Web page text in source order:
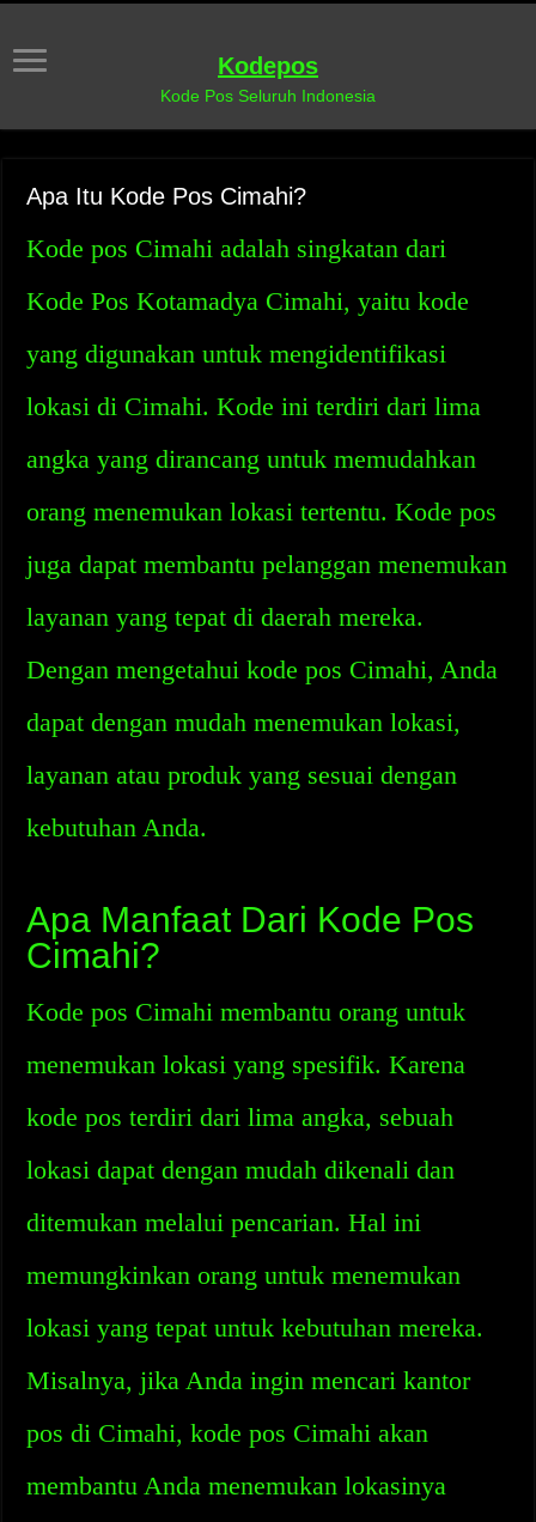
Kodepos
Kode Pos Seluruh Indonesia
Apa Itu Kode Pos Cimahi?
Kode pos Cimahi adalah singkatan dari
Kode Pos Kotamadya Cimahi, yaitu kode
yang digunakan untuk mengidentifikasi
lokasi di Cimahi. Kode ini terdiri dari lima
angka yang dirancang untuk memudahkan
orang menemukan lokasi tertentu. Kode pos
juga dapat membantu pelanggan menemukan
layanan yang tepat di daerah mereka.
Dengan mengetahui kode pos Cimahi, Anda
dapat dengan mudah menemukan lokasi,
layanan atau produk yang sesuai dengan
kebutuhan Anda.
Apa Manfaat Dari Kode Pos
Cimahi?
Kode pos Cimahi membantu orang untuk
menemukan lokasi yang spesifik. Karena
kode pos terdiri dari lima angka, sebuah
lokasi dapat dengan mudah dikenali dan
ditemukan melalui pencarian. Hal ini
memungkinkan orang untuk menemukan
lokasi yang tepat untuk kebutuhan mereka.
Misalnya, jika Anda ingin mencari kantor
pos di Cimahi, kode pos Cimahi akan
membantu Anda menemukan lokasinya